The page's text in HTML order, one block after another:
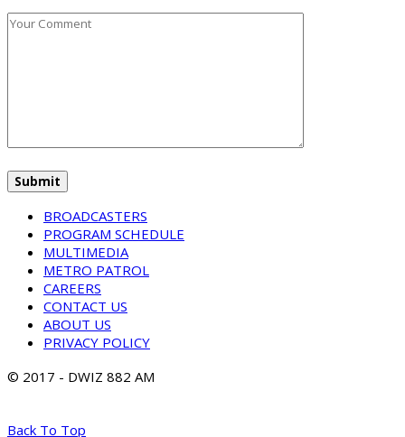
BROADCASTERS
PROGRAM SCHEDULE
MULTIMEDIA
METRO PATROL
CAREERS
CONTACT US
ABOUT US
PRIVACY POLICY
© 2017 - DWIZ 882 AM
Back To Top